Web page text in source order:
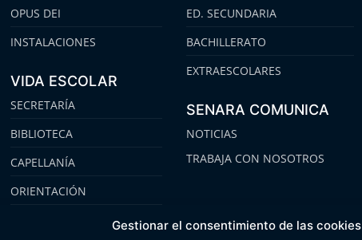
Gestionar el consentimiento de las cookies
OPUS DEI
INSTALACIONES
VIDA ESCOLAR
SECRETARÍA
BIBLIOTECA
CAPELLANÍA
ORIENTACIÓN
ED. SECUNDARIA
BACHILLERATO
EXTRAESCOLARES
SENARA COMUNICA
NOTICIAS
TRABAJA CON NOSOTROS